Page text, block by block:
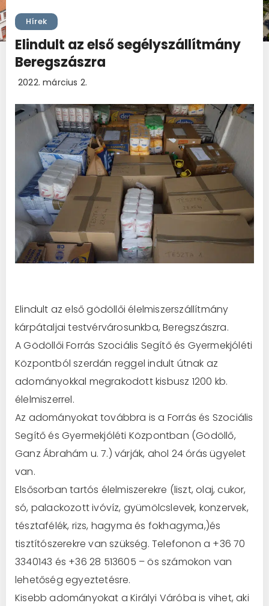
Hírek
Elindult az első segélyszállítmány
Beregszászra
2022. március 2.
Elindult az első gödöllői élelmiszerszállítmány
kárpátaljai testvérvárosunkba, Beregszászra.
A Gödöllői Forrás Szociális Segítő és Gyermekjóléti
Központból szerdán reggel indult útnak az
adományokkal megrakodott kisbusz 1200 kb.
élelmiszerrel.
Az adományokat továbbra is a Forrás és Szociális
Segítő és Gyermekjóléti Központban (Gödöllő,
Ganz Ábrahám u. 7.) várják, ahol 24 órás ügyelet
van.
Elsősorban tartós élelmiszerekre (liszt, olaj, cukor,
só, palackozott ivóvíz, gyümölcslevek, konzervek,
tésztafélék, rizs, hagyma és fokhagyma,)és
tisztítószerekre van szükség. Telefonon a +36 70
3340143 és +36 28 513605 – ös számokon van
lehetőség egyeztetésre.
Kisebb adományokat a Királyi Váróba is vihet, aki